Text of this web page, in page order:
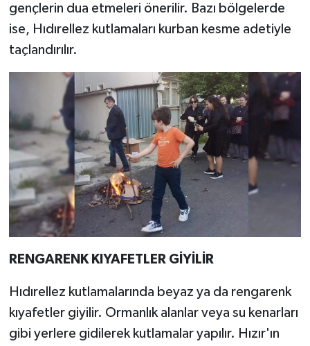
gençlerin dua etmeleri önerilir. Bazı bölgelerde
ise, Hıdırellez kutlamaları kurban kesme adetiyle
taçlandırılır.
RENGARENK KIYAFETLER GİYİLİR
Hıdırellez kutlamalarında beyaz ya da rengarenk
kıyafetler giyilir. Ormanlık alanlar veya su kenarları
gibi yerlere gidilerek kutlamalar yapılır. Hızır'ın